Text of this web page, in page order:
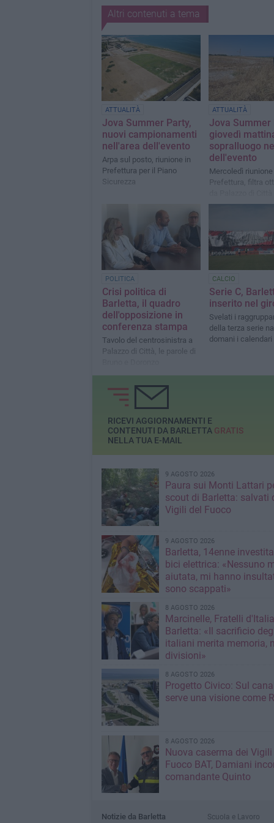
Altri contenuti a tema
ATTUALITÀ
Jova Summer Party,
nuovi campionamenti
nell'area dell'evento
Arpa sul posto, riunione in
Prefettura per il Piano
Sicurezza
ATTUALITÀ
Jova Summer
giovedì
sopralluogo
dell'evento
Mercoledì riunione
Prefettura, filtra
POLITICA
Crisi politica di
Barletta, il quadro
dell'opposizione in
conferenza stampa
Tavolo del centrosinistra a
Palazzo di Città, le parole di
CALCIO
Serie C,
inserito nel
Svelati i
della terza serie
domani i calendari
RICEVI AGGIORNAMENTI E
CONTENUTI DA BARLETTA GRATIS
NELLA TUA E-MAIL
9 AGOSTO 2026
Paura sui Monti Lattari
scout di Barletta: salvati
Vigili del Fuoco
9 AGOSTO 2026
Barletta, 14enne
bici elettrica: «Nessuno
aiutata, mi hanno insultato e poi
sono scappati»
8 AGOSTO 2026
Marcinelle, Fratelli
Barletta: «Il sacrificio
italiani merita memoria,
divisioni»
8 AGOSTO 2026
Progetto Civico: Sul
serve una visione come
8 AGOSTO 2026
Nuova caserma dei Vigili
Fuoco BAT, Damiani
comandante Quinto
Notizie da Barletta Scuola e Lavoro